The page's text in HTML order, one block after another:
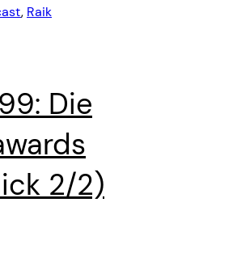
, Raik
Die
2/2)